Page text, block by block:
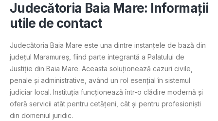
Judecătoria Baia Mare: Informații
utile de contact
Judecătoria Baia Mare este una dintre instanțele de bază din
județul Maramureș, fiind parte integrantă a Palatului de
Justiție din Baia Mare. Aceasta soluționează cazuri civile,
penale și administrative, având un rol esențial în sistemul
judiciar local. Instituția funcționează într-o clădire modernă și
oferă servicii atât pentru cetățeni, cât și pentru profesioniști
din domeniul juridic.